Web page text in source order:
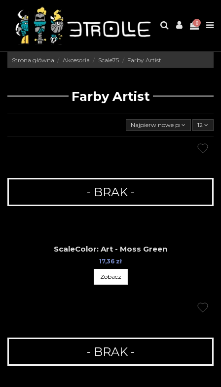
0
Strona główna Akcesoria Scale75 Farby Artist
Farby Artist
Najpierw nowe produkty12
- BRAK -
ScaleColor: Art - Moss Green
17,36 zł
Zobacz
- BRAK -